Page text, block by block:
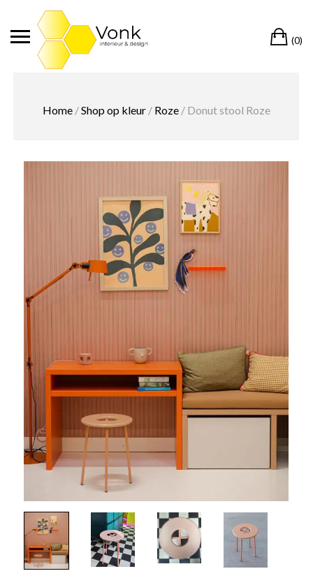
(0)
Home/Shop op kleur/ Roze/ Donut stool Roze